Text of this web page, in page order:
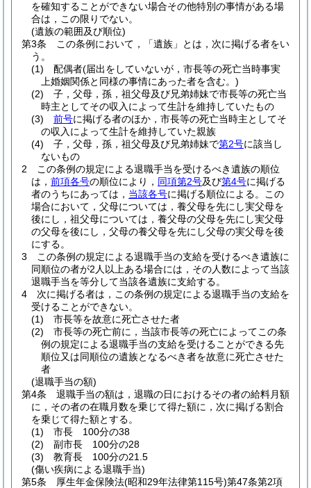
を確知することができない場合その他特別の事情がある場
合は，この限りでない。
(遺族の範囲及び順位)
第3条
この条例において，「遺族」とは，次に掲げる者をい
う。
(1)
配偶者(届出をしていないが，市長等の死亡当時事実
上婚姻関係と同様の事情にあった者を含む。)
(2)
子，父母，孫，祖父母及び兄弟姉妹で市長等の死亡当
時主としてその収入によって生計を維持していたもの
(3)
前号に掲げる者のほか，市長等の死亡当時主としてそ
の収入によって生計を維持していた親族
(4)
子，父母，孫，祖父母及び兄弟姉妹で第2号に該当し
ないもの
2
この条例の規定による退職手当を受けるべき遺族の順位
は， 前項各号の順位により， 同項第2号及び第4号に掲げる
者のうちにあっては， 当該各号に掲げる順位による。
この
場合において，父母については，養父母を先にし実父母を
後にし，祖父母については，養父母の父母を先にし実父母
の父母を後にし，父母の養父母を先にし父母の実父母を後
にする。
3
この条例の規定による退職手当の支給を受けるべき遺族に
同順位の者が2人以上ある場合には，その人数によって当該
退職手当を等分して当該各遺族に支給する。
4
次に掲げる者は，この条例の規定による退職手当の支給を
受けることができない。
(1)
市長等を故意に死亡させた者
(2)
市長等の死亡前に，当該市長等の死亡によってこの条
例の規定による退職手当の支給を受けることができる先
順位又は同順位の遺族となるべき者を故意に死亡させた
者
(退職手当の額)
第4条
退職手当の額は，退職の日におけるその者の給料月額
に，その者の在職月数を乗じて得た額に，次に掲げる割合
を乗じて得た額とする。
(1)
市長 100分の38
(2)
副市長 100分の28
(3)
教育長 100分の21.5
(傷い疾病による退職手当)
第5条
厚生年金保険法(昭和29年法律第115号)第47条第2項